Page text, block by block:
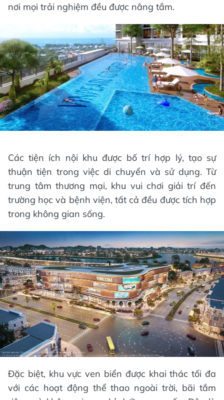
nơi mọi trải nghiệm đều được nâng tầm.
Các tiện ích nội khu được bố trí hợp lý, tạo sự
thuận tiện trong việc di chuyển và sử dụng. Từ
trung tâm thương mại, khu vui chơi giải trí đến
trường học và bệnh viện, tất cả đều được tích hợp
trong không gian sống.
Đặc biệt, khu vực ven biển được khai thác tối đa
với các hoạt động thể thao ngoài trời, bãi tắm